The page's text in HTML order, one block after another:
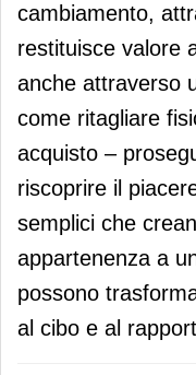
cambiamento,
restituisce valore
anche attraverso
come ritagliare
acquisto –
riscoprire il
semplici che
appartenenza a
possono
al cibo e al